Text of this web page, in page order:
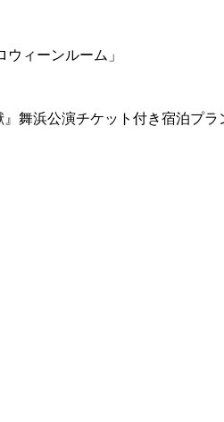
ィーンルーム」
舞浜公演チケット付き宿泊プラ